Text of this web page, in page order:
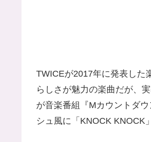
TWICEが2017年に発表した
らしさが魅力の楽曲だが、
が音楽番組『Mカウントダ
シュ風に「KNOCK KNOCK